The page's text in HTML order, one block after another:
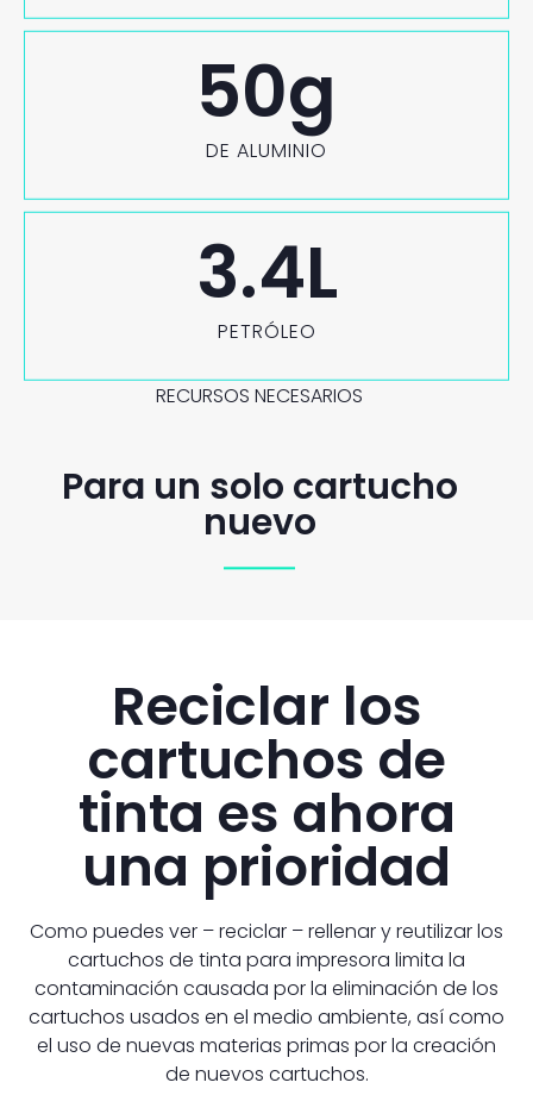
DE ALUMINIO
50g
PETRÓLEO
3.4L
RECURSOS NECESARIOS
Para un solo cartucho
nuevo
Reciclar los
cartuchos de
tinta es ahora
una prioridad
Como puedes ver – reciclar – rellenar y reutilizar los
cartuchos de tinta para impresora limita la
contaminación causada por la eliminación de los
cartuchos usados en el medio ambiente, así como
el uso de nuevas materias primas por la creación
de nuevos cartuchos.